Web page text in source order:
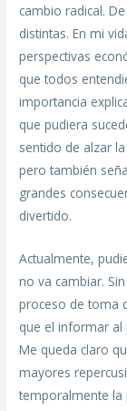
cambio radical.
distintas. En mi
perspectivas
que todos
importancia
que pudiera
sentido de alzar
pero también
grandes
divertido.
Actualmente,
no va cambiar.
proceso de toma
que el informar al
Me queda claro
mayores
temporalmente la